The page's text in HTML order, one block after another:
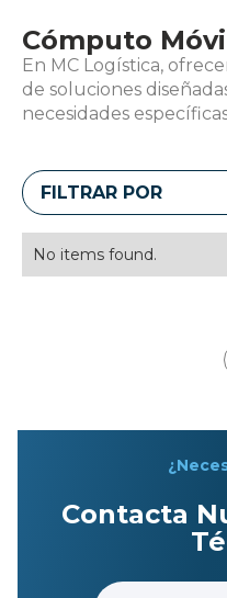
Cómputo
En MC Logística,
de soluciones
necesidades
FILTRAR POR
No items found.
Contacta